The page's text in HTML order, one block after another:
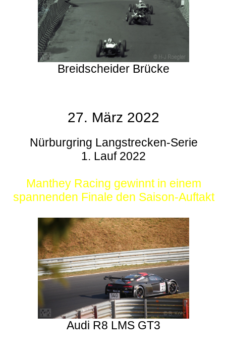
Breidscheider Brücke
27. März 2022
Nürburgring Langstrecken-Serie
1. Lauf 2022
Manthey Racing gewinnt in einem
spannenden Finale den Saison-Auftakt
Audi R8 LMS GT3